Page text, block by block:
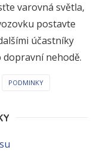
varovná světla,
postavte
účastníky
nehodě.
PODMINKY